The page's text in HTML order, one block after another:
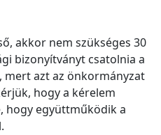
akkor nem szükséges 30
bizonyítványt csatolnia a
azt az önkormányzat
hogy a kérelem
hogy együttműködik a